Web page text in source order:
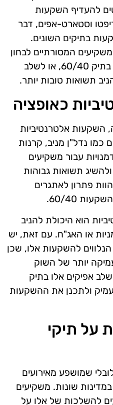
להעדיף השקעות
וסטארט-אפים, דבר
בתיקים השונים.
המסורתיים לבחון
מחדש את ההקצאות שלהם בתיק 60/40, או לשלב
תשואות טובות יותר.
כאופציה
השקעות אלטרנטיביות
כמו נדל"ן מניב, קרנות
עבור משקיעים
תשואות גבוהות
פתרון לאתגרים
60/40.
הוא היכולת להניב
או האג"ח. עם זאת, יש
להשקעות אלו, שכן
יותר של השוק
אפיקים אלו בתיק
ולתכנן את ההשקעות
על תיקי
שמושפע מאירועים
במדינות שונות. משקיעים
להשלכות של אלו על